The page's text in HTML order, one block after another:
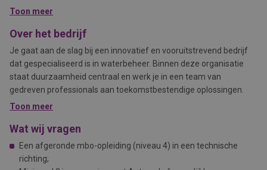
collega’s om projecten succesvol te realiseren en draagt bij aan
Toon meer
Over het bedrijf
Je gaat aan de slag bij een innovatief en vooruitstrevend bedrijf
dat gespecialiseerd is in waterbeheer. Binnen deze organisatie
staat duurzaamheid centraal en werk je in een team van
gedreven professionals aan toekomstbestendige oplossingen.
Toon meer
Wat wij vragen
Een afgeronde mbo-opleiding (niveau 4) in een technische
richting;